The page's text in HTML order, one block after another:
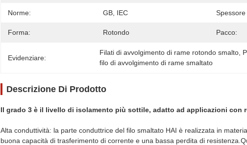
Norme: GB, IEC
Forma: Rotondo Pacco:
Evidenziare:
Filati di avvolgimento di rame rotondo smalto
filo di avvolgimento di rame smaltato
Descrizione Di Prodotto
Il grado 3 è il livello di isolamento più sottile, adatto ad applicazioni con
Alta conduttività: la parte conduttrice del filo smaltato HAI è realizzata in
buona capacità di trasferimento di corrente e una bassa perdita di